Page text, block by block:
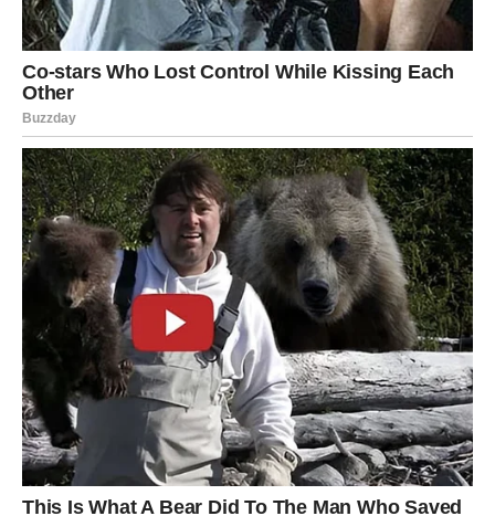
Ljubav više nije pitanje – ona postajesigurnost
Dom i stabilnost
Mnogi Rakovi:
Rešavaju stambeno pitanje
Pronalaze mesto gde se osećajuzaštićeno i voljeno